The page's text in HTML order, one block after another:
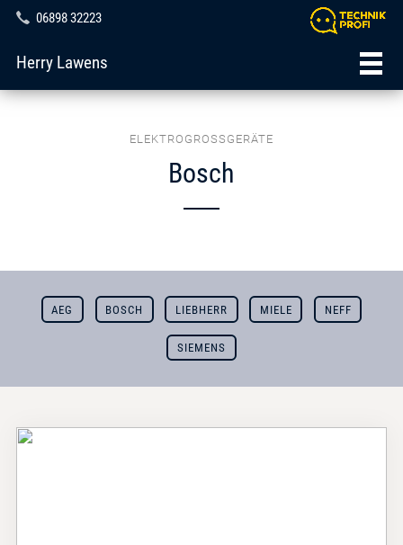
06898 32223
Herry Lawens
ELEKTROGROSSGERÄTE
Bosch
AEG BOSCH LIEBHERR MIELE NEFF
SIEMENS